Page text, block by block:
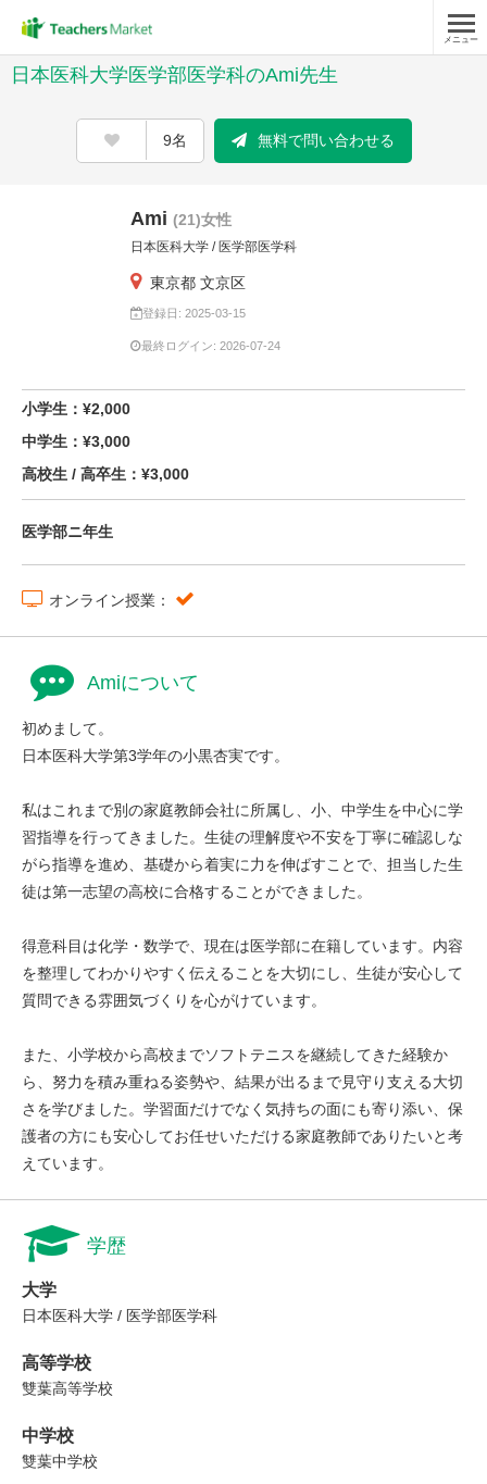
メニュー
日本医科大学医学部医学科のAmi先生
9名 無料で問い合わせる
Ami (21)女性
日本医科大学 / 医学部医学科
東京都 文京区
登録日: 2025-03-15
最終ログイン: 2026-07-24
小学生：¥2,000
中学生：¥3,000
高校生 / 高卒生：¥3,000
医学部ニ年生
オンライン授業：
Amiについて
初めまして。
日本医科大学第3学年の小黒杏実です。
私はこれまで別の家庭教師会社に所属し、小、中学生を中心に学
習指導を行ってきました。生徒の理解度や不安を丁寧に確認しな
がら指導を進め、基礎から着実に力を伸ばすことで、担当した生
徒は第一志望の高校に合格することができました。
得意科目は化学・数学で、現在は医学部に在籍しています。内容
を整理してわかりやすく伝えることを大切にし、生徒が安心して
質問できる雰囲気づくりを心がけています。
また、小学校から高校までソフトテニスを継続してきた経験か
ら、努力を積み重ねる姿勢や、結果が出るまで見守り支える大切
さを学びました。学習面だけでなく気持ちの面にも寄り添い、保
護者の方にも安心してお任せいただける家庭教師でありたいと考
えています。
学歴
大学
日本医科大学 / 医学部医学科
高等学校
雙葉高等学校
中学校
雙葉中学校